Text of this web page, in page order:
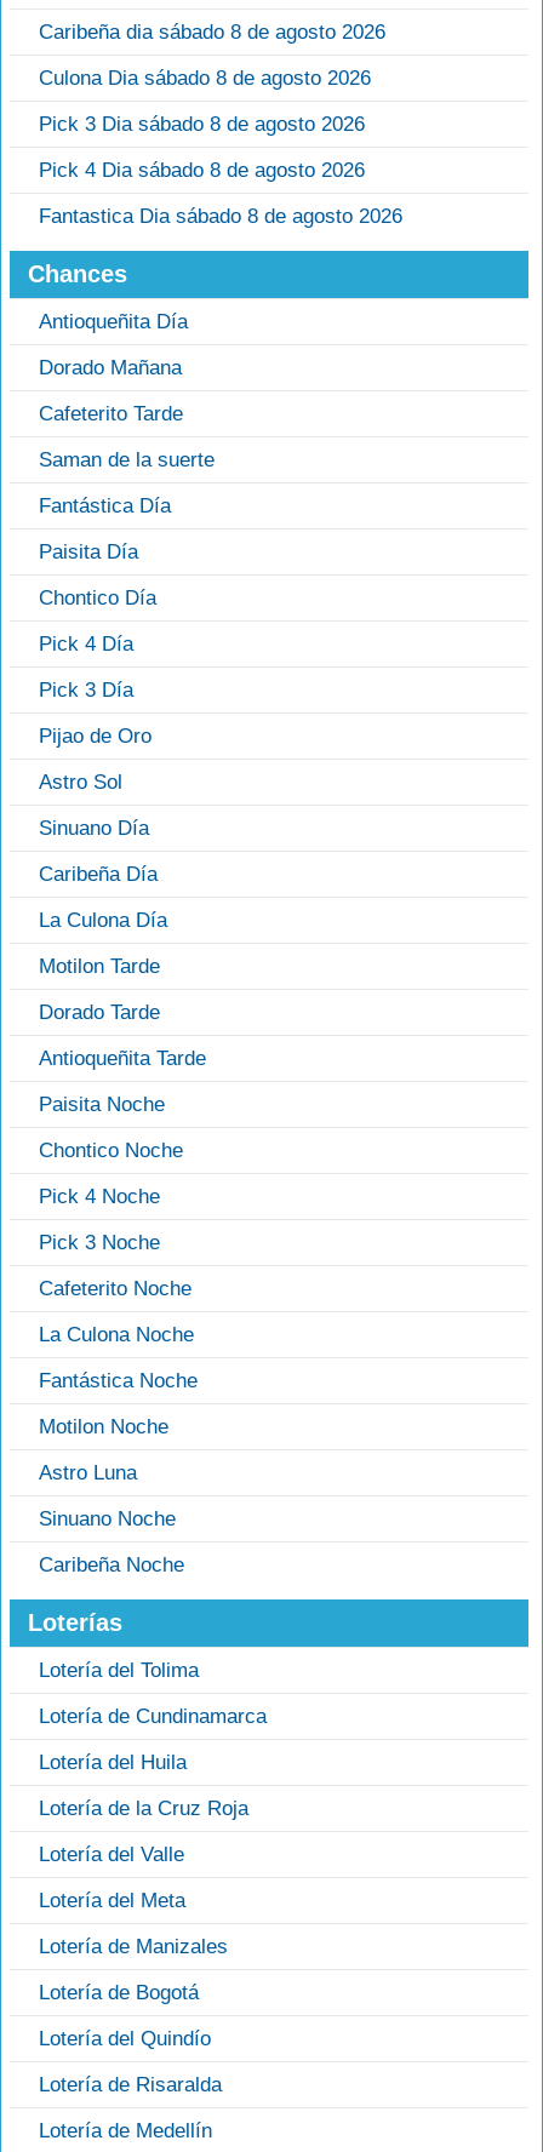
Caribeña dia sábado 8 de agosto 2026
Culona Dia sábado 8 de agosto 2026
Pick 3 Dia sábado 8 de agosto 2026
Pick 4 Dia sábado 8 de agosto 2026
Fantastica Dia sábado 8 de agosto 2026
Chances
Antioqueñita Día
Dorado Mañana
Cafeterito Tarde
Saman de la suerte
Fantástica Día
Paisita Día
Chontico Día
Pick 4 Día
Pick 3 Día
Pijao de Oro
Astro Sol
Sinuano Día
Caribeña Día
La Culona Día
Motilon Tarde
Dorado Tarde
Antioqueñita Tarde
Paisita Noche
Chontico Noche
Pick 4 Noche
Pick 3 Noche
Cafeterito Noche
La Culona Noche
Fantástica Noche
Motilon Noche
Astro Luna
Sinuano Noche
Caribeña Noche
Loterías
Lotería del Tolima
Lotería de Cundinamarca
Lotería del Huila
Lotería de la Cruz Roja
Lotería del Valle
Lotería del Meta
Lotería de Manizales
Lotería de Bogotá
Lotería del Quindío
Lotería de Risaralda
Lotería de Medellín